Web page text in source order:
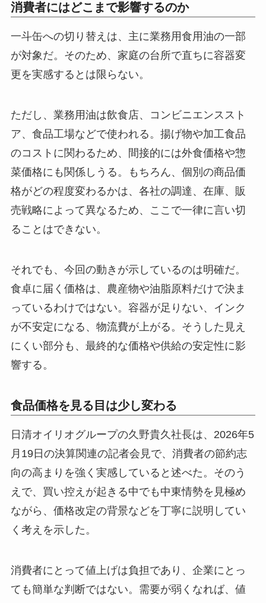
消費者にはどこまで影響するのか
一斗缶への切り替えは、主に業務用食用油の一部
が対象だ。そのため、家庭の台所で直ちに容器変
更を実感するとは限らない。
ただし、業務用油は飲食店、コンビニエンススト
ア、食品工場などで使われる。揚げ物や加工食品
のコストに関わるため、間接的には外食価格や惣
菜価格にも関係しうる。もちろん、個別の商品価
格がどの程度変わるかは、各社の調達、在庫、販
売戦略によって異なるため、ここで一律に言い切
ることはできない。
それでも、今回の動きが示しているのは明確だ。
食卓に届く価格は、農産物や油脂原料だけで決ま
っているわけではない。容器が足りない、インク
が不安定になる、物流費が上がる。そうした見え
にくい部分も、最終的な価格や供給の安定性に影
響する。
食品価格を見る目は少し変わる
日清オイリオグループの久野貴久社長は、2026年5
月19日の決算関連の記者会見で、消費者の節約志
向の高まりを強く実感していると述べた。そのう
えで、買い控えが起きる中でも中東情勢を見極め
ながら、価格改定の背景などを丁寧に説明してい
く考えを示した。
消費者にとって値上げは負担であり、企業にとっ
ても簡単な判断ではない。需要が弱くなれば、値